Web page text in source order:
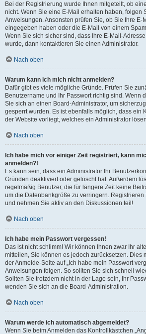
Bei der Registrierung wurde Ihnen mitgeteilt, ob
nicht. Wenn Sie eine E-Mail erhalten haben, folgen
Anweisungen. Ansonsten prüfen Sie, ob Sie Ihre E-
eingegeben haben oder die E-Mail von einem
Wenn Sie sich sicher sind, dass Ihre E-Mail-
wurde, dann kontaktieren Sie einen Administrator.
Nach oben
Warum kann ich mich nicht anmelden?
Dafür gibt es viele mögliche Gründe. Prüfen Sie
Benutzername und Ihr Passwort richtig sind. Wenn
Sie sich an einen Board-Administrator, um
gesperrt wurden. Es ist ebenfalls möglich, dass ein
der Website vorliegt, welches ein Administrator
Nach oben
Ich habe mich vor einiger Zeit registriert, kann
anmelden?!
Es kann sein, dass ein Administrator Ihr
Gründen deaktiviert oder gelöscht hat. Außerdem
regelmäßig Benutzer, die für längere Zeit keine
um die Datenbankgröße zu verringern.
und nehmen Sie aktiv an den Diskussionen teil!
Nach oben
Ich habe mein Passwort vergessen!
Das ist nicht schlimm! Wir können Ihnen zwar Ihr
mitteilen, Sie können es jedoch zurücksetzen. Dies
der Anmelde-Seite auf „Ich habe mein Passwort
Anweisungen folgen. So sollten Sie sich schnell
Sollten Sie trotzdem nicht in der Lage sein, Ihr
wenden Sie sich an die Board-Administration.
Nach oben
Warum werde ich automatisch abgemeldet?
Wenn Sie beim Anmelden das Kontrollkästchen